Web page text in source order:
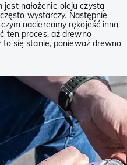
nałożenie oleju czystą
wystarczy. Następnie
naciereamy rękojeść inną
ten proces, aż drewno
to się stanie, ponieważ drewno